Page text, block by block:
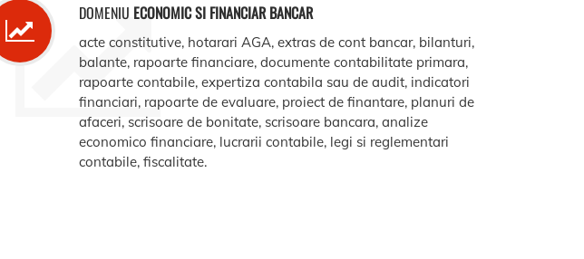
DOMENIU ECONOMIC SI FINANCIAR BANCAR
acte constitutive, hotarari AGA, extras de cont bancar, bilanturi,
balante, rapoarte financiare, documente contabilitate primara,
rapoarte contabile, expertiza contabila sau de audit, indicatori
financiari, rapoarte de evaluare, proiect de finantare, planuri de
afaceri, scrisoare de bonitate, scrisoare bancara, analize
economico financiare, lucrarii contabile, legi si reglementari
contabile, fiscalitate.